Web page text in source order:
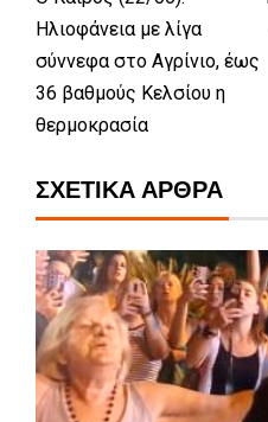
Ηλιοφάνεια με λίγα
σύννεφα στο Αγρίνιο, έως
36 βαθμούς Κελσίου η
θερμοκρασία
ΣΧΕΤΙΚΆ ΆΡΘΡΑ